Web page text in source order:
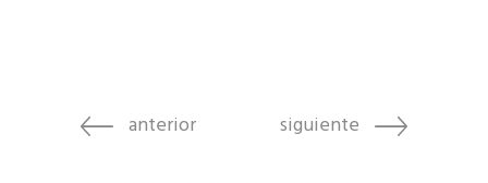
anterior siguiente